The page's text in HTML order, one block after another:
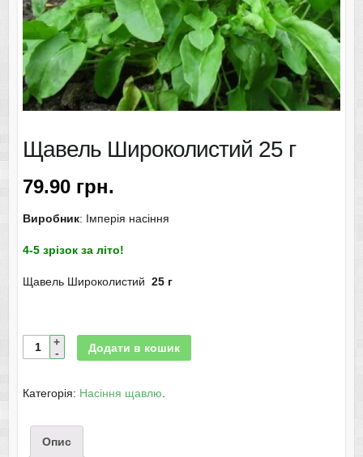
Щавель Широколистий 25 г
79.90 грн.
Виробник: Імперія насіння
4-5 зрізок за літо!
Щавель Широколистий 25 г
Додати в кошик
Категорія: Насіння щавлю
Опис